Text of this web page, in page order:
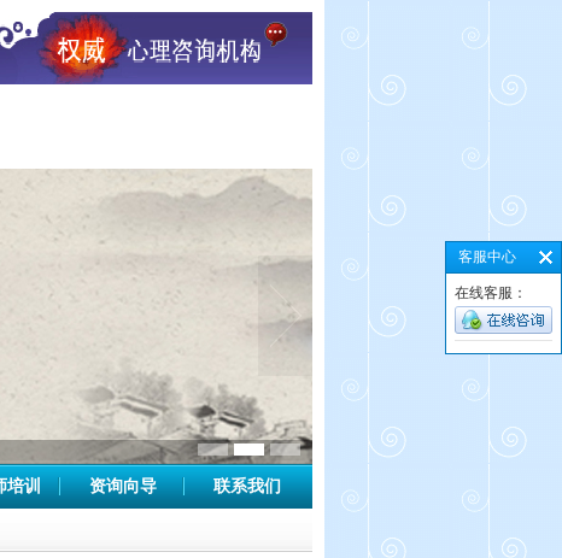
培训 资询向导 联系我们
客服中心
在线客服：